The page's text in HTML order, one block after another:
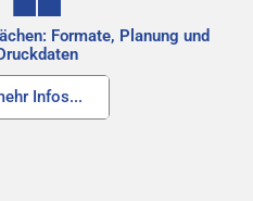
Formate, Planung und
Infos...